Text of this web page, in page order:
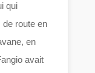
qui
route en
en
avait